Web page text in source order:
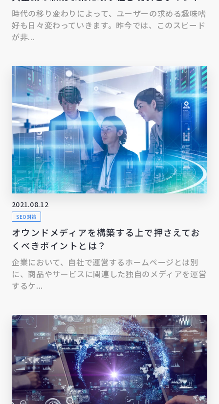
時代の移り変わりによって、ユーザーの求める趣味嗜
好も日々変わっていきます。昨今では、このスピード
が非...
2021.08.12
SEO対策
オウンドメディアを構築する上で押さえてお
くべきポイントとは？
企業において、自社で運営するホームページとは別
に、商品やサービスに関連した独自のメディアを運営
するケ...